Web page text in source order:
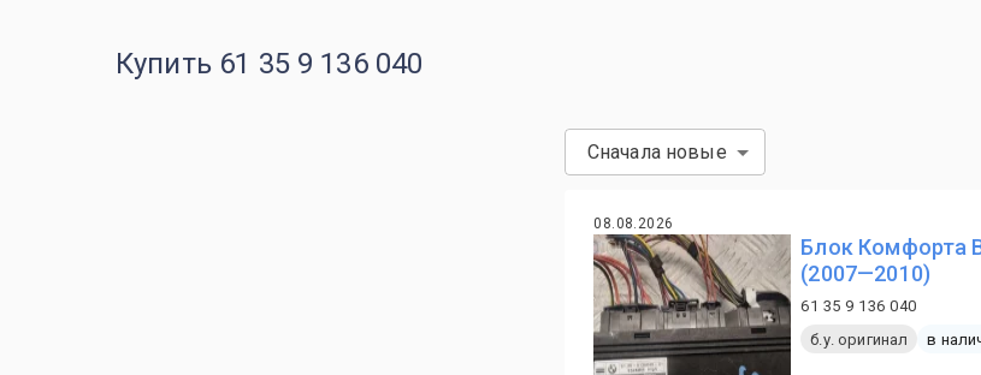
Купить 61 35 9 136 040
Сначала новые
08.08.2026
Блок Комфорта
(2007—2010)
61 35 9 136 040
б.у. оригинал
в